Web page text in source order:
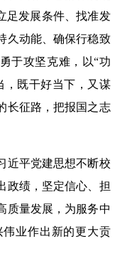
足发展条件、找准发
久动能、确保行稳致
于攻坚克难，以“功
，既干好当下，又谋
长征路，把报国之志
近平党建思想不断校
政绩，坚定信心、担
质量发展，为服务中
业作出新的更大贡